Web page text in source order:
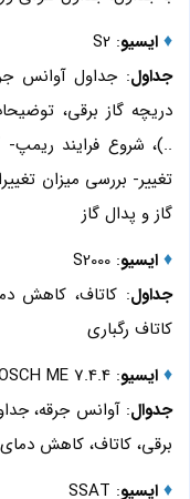
♦ ایسیو: S2
جداول: جداول آوانس
دریچه گاز برقی،
تغییر- بررسی میزان
گاز و پدال گاز
♦ ایسیو: S2000
جداول: کاتاف، کاهش
کاتاف رگباری
♦ ایسیو: BOSCH ME 7.4.4
جدوال: آوانس جرقه،
برقی، کاتاف، کاهش دمای
♦ ایسیو: SSAT